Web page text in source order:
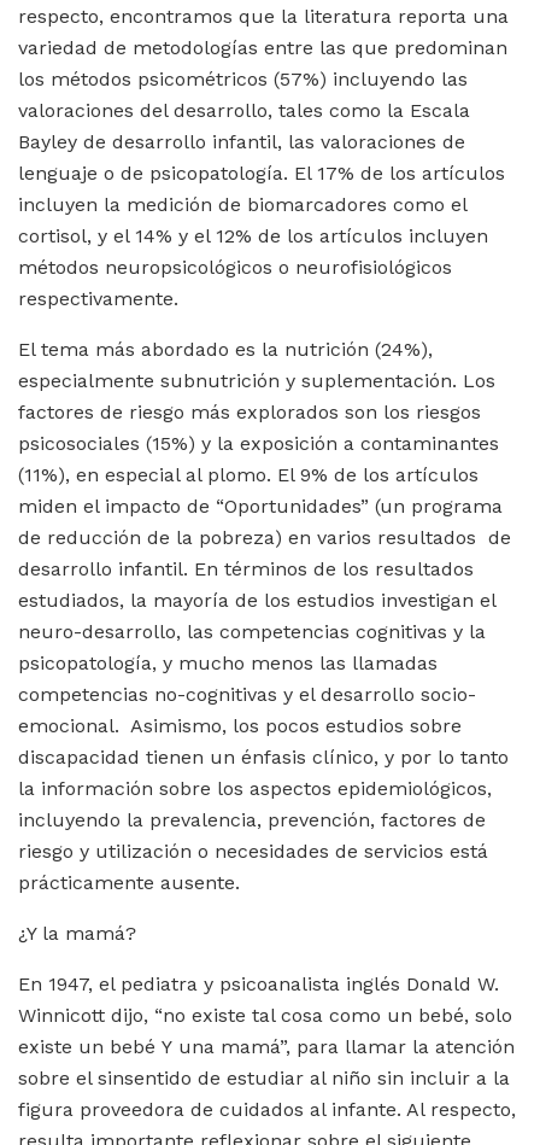
respecto, encontramos que la literatura reporta una
variedad de metodologías entre las que predominan
los métodos psicométricos (57%) incluyendo las
valoraciones del desarrollo, tales como la Escala
Bayley de desarrollo infantil, las valoraciones de
lenguaje o de psicopatología. El 17% de los artículos
incluyen la medición de biomarcadores como el
cortisol, y el 14% y el 12% de los artículos incluyen
métodos neuropsicológicos o neurofisiológicos
respectivamente.
El tema más abordado es la nutrición (24%),
especialmente subnutrición y suplementación. Los
factores de riesgo más explorados son los riesgos
psicosociales (15%) y la exposición a contaminantes
(11%), en especial al plomo. El 9% de los artículos
miden el impacto de “Oportunidades” (un programa
de reducción de la pobreza) en varios resultados de
desarrollo infantil. En términos de los resultados
estudiados, la mayoría de los estudios investigan el
neuro-desarrollo, las competencias cognitivas y la
psicopatología, y mucho menos las llamadas
competencias no-cognitivas y el desarrollo socio-
emocional. Asimismo, los pocos estudios sobre
discapacidad tienen un énfasis clínico, y por lo tanto
la información sobre los aspectos epidemiológicos,
incluyendo la prevalencia, prevención, factores de
riesgo y utilización o necesidades de servicios está
prácticamente ausente.
¿Y la mamá?
En 1947, el pediatra y psicoanalista inglés Donald W.
Winnicott dijo, “no existe tal cosa como un bebé, solo
existe un bebé Y una mamá”, para llamar la atención
sobre el sinsentido de estudiar al niño sin incluir a la
figura proveedora de cuidados al infante. Al respecto,